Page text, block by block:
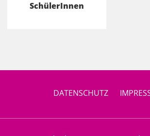
SchülerInnen
DATENSCHUTZ